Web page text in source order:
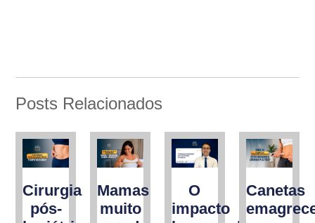
Posts Relacionados
Cirurgia
pós-
Mamas
muito
O
impacto
Canetas